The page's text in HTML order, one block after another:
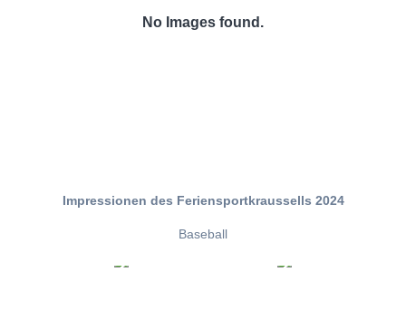
No Images found.
Impressionen des Feriensportkraussells 2024
Baseball